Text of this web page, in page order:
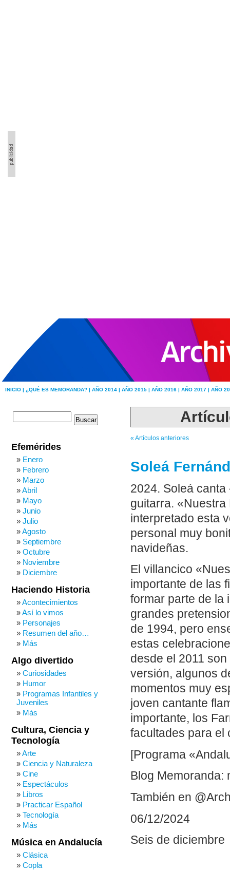
INICIO | ¿QUÉ ES MEMORANDA? | AÑO 2014 | AÑO 2015 | AÑO 2016 | AÑO 2017 | AÑO
« Artículos anteriores
Soleá
2024. Soleá
guitarra.
interpretado esta
personal muy
navideñas.
El villancico
importante de las
formar parte de la
grandes
de 1994, pero
estas
desde el 2011
versión, algunos
momentos muy
joven cantante
importante, los
facultades para el
[Programa
Blog Memoranda:
También en
06/12/2024
Seis de diciembre
Efemérides
Enero
Febrero
Marzo
Abril
Mayo
Junio
Julio
Agosto
Septiembre
Octubre
Noviembre
Diciembre
Haciendo Historia
Acontecimientos
Así lo vimos
Personajes
Resumen del año…
Más
Algo divertido
Curiosidades
Humor
Programas Infantiles y
Juveniles
Más
Cultura, Ciencia y
Tecnología
Arte
Ciencia y Naturaleza
Cine
Espectáculos
Libros
Practicar Español
Tecnología
Más
Música en Andalucía
Clásica
Copla